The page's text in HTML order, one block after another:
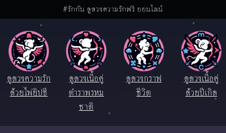
#รักกัน ดูดวงความรักฟรี ออนไลน์
ดูดวงความรัก
ด้วยไพ่ยิปซี
ดูดวงเนื้อคู่
ตำราพรหม
ชาติ
ดูดวงกราฟ
ชีวิต
ดูดวงเนื้อคู่
ด้วยปีเกิด